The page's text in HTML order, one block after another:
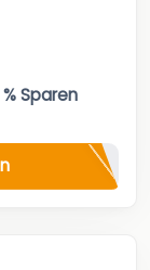
Sparen